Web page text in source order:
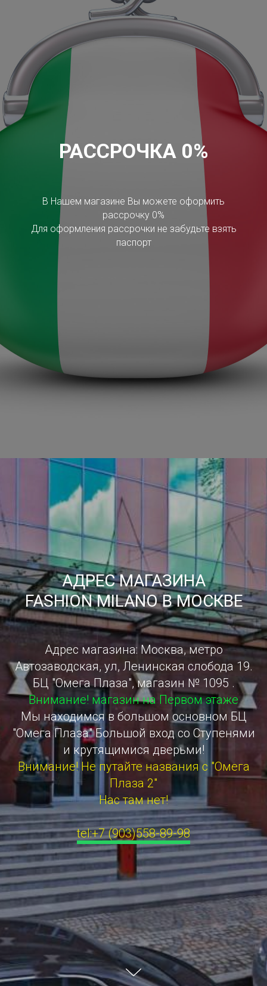
РАССРОЧКА 0%
В Нашем магазине Вы можете оформить
рассрочку 0%
Для оформления рассрочки не забудьте взять
паспорт
АДРЕС МАГАЗИНА
FASHION MILANO В МОСКВЕ
Адрес магазина: Москва, метро
Автозаводская, ул, Ленинская слобода 19.
БЦ "Омега Плаза", магазин № 1095 .
Внимание! магазин на Первом этаже
Мы находимся в большом основном БЦ
"Омега Плаза" Большой вход со Ступенями
и крутящимися дверьми!
Внимание! Не путайте названия с "Омега
Плаза 2"
Нас там нет!
tel:+7 (903)558-89-98